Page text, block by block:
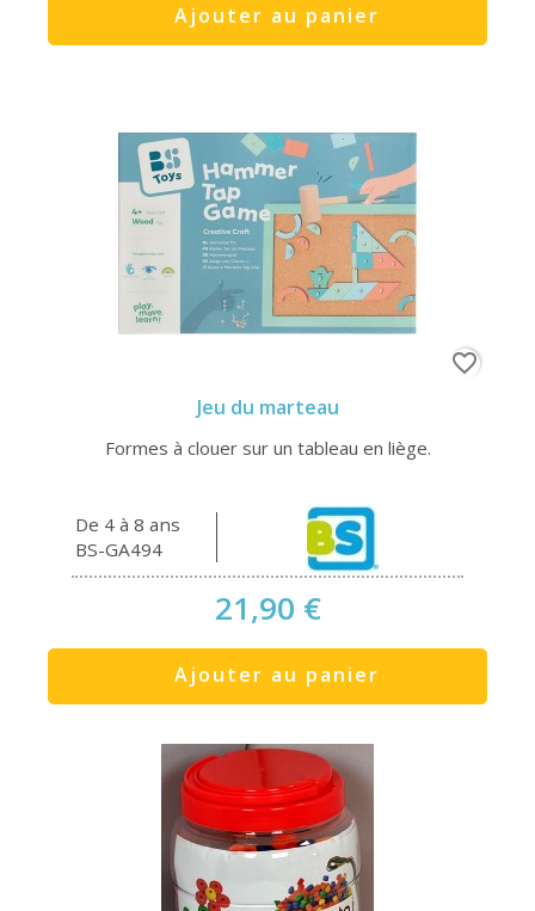
Ajouter au panier
Jeu du marteau
Formes à clouer sur un tableau en liège.
De 4 à 8 ans
BS-GA494
21,90 €
Ajouter au panier
favorite_border